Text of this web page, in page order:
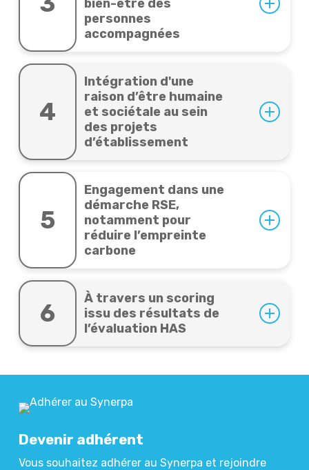
bien-être des
personnes
accompagnées
4
Intégration d'une
raison d’être humaine
et sociétale au sein
des projets
d’établissement
5
Engagement dans une
démarche RSE,
notamment pour
réduire l’empreinte
carbone
6
À travers un scoring
issu des résultats de
l’évaluation HAS
Devenir adhérent
Vous souhaitez adhérer au Synerpa et rejoindre